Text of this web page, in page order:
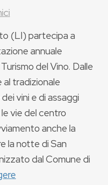
(LI) partecipa a
annuale
del Vino. Dalle
tradizionale
vini e di assaggi
vie del centro
anche la
la notte di San
dal Comune di